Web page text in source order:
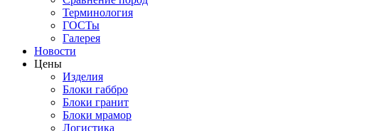
Терминология
ГОСТы
Галерея
Новости
Цены
Изделия
Блоки габбро
Блоки гранит
Блоки мрамор
Логистика